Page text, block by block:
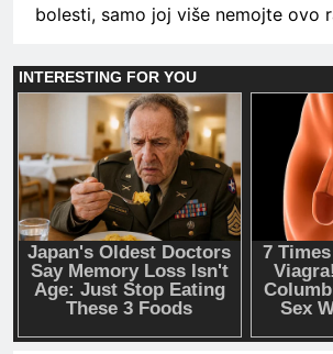
bolesti, samo joj više nemojte ovo